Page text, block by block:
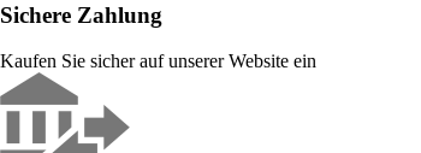
Sichere Zahlung
Kaufen Sie sicher auf unserer Website ein